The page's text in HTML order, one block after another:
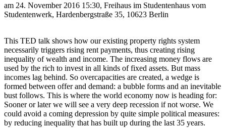
am 24. November 2016 15:30, Freihaus im Studentenhaus vom
Studentenwerk, Hardenbergstraße 35, 10623 Berlin
This TED talk shows how our existing property rights system
necessarily triggers rising rent payments, thus creating rising
inequality of wealth and income. The increasing money flows are
used by the rich to invest in all kinds of fixed assets. But mass
incomes lag behind. So overcapacities are created, a wedge is
formed between offer and demand: a bubble forms and an inevitable
bust follows. This is where the world economy now is heading for:
Sooner or later we will see a very deep recession if not worse. We
could avoid a coming depression by quite simple political measures:
by reducing inequality that has built up during the last 35 years.